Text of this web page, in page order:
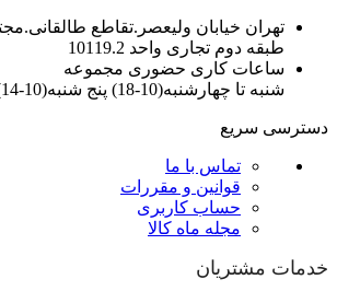
تهران خیابان ولیعصر.تقاطع
طبقه دوم تجاری واحد 10119.2
ساعات کاری حضوری مجموعه
شنبه تا چهارشنبه(10-18) پنج شنبه(10-14)
دسترسی سریع
تماس با ما
قوانین و مقررات
حساب کاربری
مجله ماه کالا
خدمات مشتریان